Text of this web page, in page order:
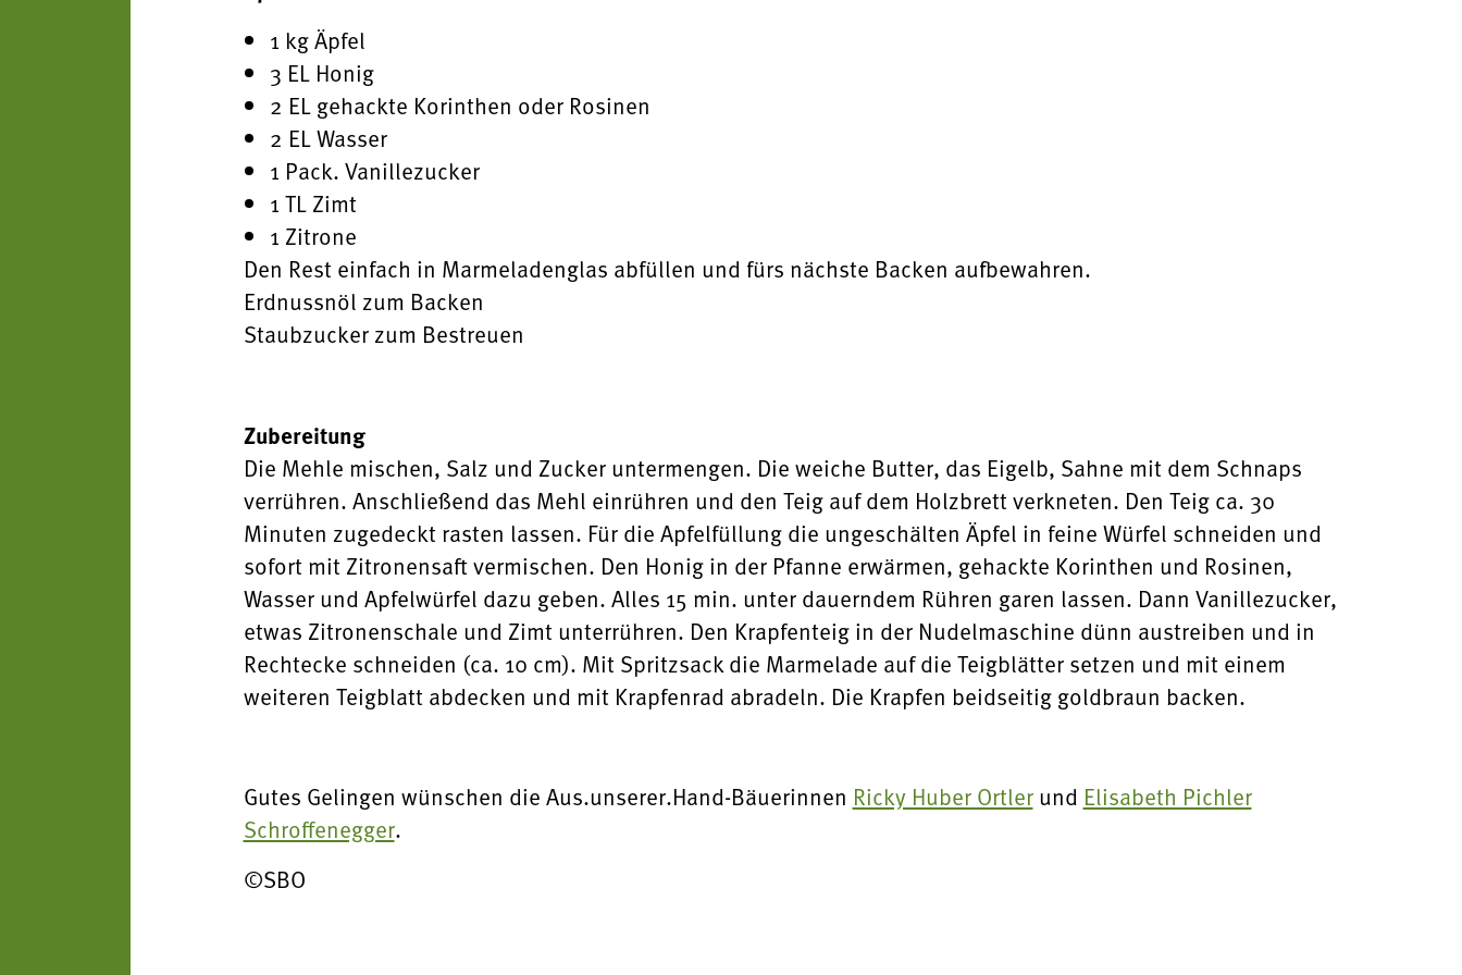
1 kg Äpfel
3 EL Honig
2 EL gehackte Korinthen oder Rosinen
2 EL Wasser
1 Pack. Vanillezucker
1 TL Zimt
1 Zitrone
Den Rest einfach in Marmeladenglas abfüllen und fürs nächste Backen aufbewahren.
Erdnussnöl zum Backen
Staubzucker zum Bestreuen
Zubereitung
Die Mehle mischen, Salz und Zucker untermengen. Die weiche Butter, das Eigelb, Sahne mit dem Schnaps
verrühren. Anschließend das Mehl einrühren und den Teig auf dem Holzbrett verkneten. Den Teig ca. 30
Minuten zugedeckt rasten lassen. Für die Apfelfüllung die ungeschälten Äpfel in feine Würfel schneiden und
sofort mit Zitronensaft vermischen. Den Honig in der Pfanne erwärmen, gehackte Korinthen und Rosinen,
Wasser und Apfelwürfel dazu geben. Alles 15 min. unter dauerndem Rühren garen lassen. Dann Vanillezucker,
etwas Zitronenschale und Zimt unterrühren. Den Krapfenteig in der Nudelmaschine dünn austreiben und in
Rechtecke schneiden (ca. 10 cm). Mit Spritzsack die Marmelade auf die Teigblätter setzen und mit einem
weiteren Teigblatt abdecken und mit Krapfenrad abradeln. Die Krapfen beidseitig goldbraun backen.
Gutes Gelingen wünschen die Aus.unserer.Hand-Bäuerinnen Ricky Huber Ortlerund Elisabeth Pichler
Schroffenegger.
©SBO